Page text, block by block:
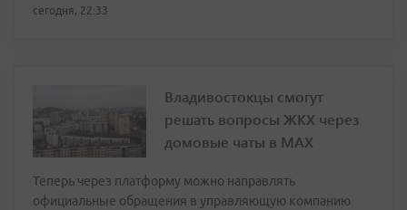
сегодня, 22:33
Владивостокцы смогут
решать вопросы ЖКХ через
домовые чаты в МАХ
Теперь через платформу можно направлять
официальные обращения в управляющую компанию